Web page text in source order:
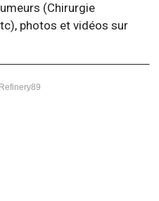
(Chirurgie
photos et vidéos sur